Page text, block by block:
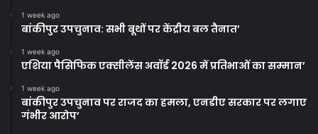
1 week ago
बांकीपुर उपचुनाव: सभी बूथों पर केंद्रीय बल तैनात’
1 week ago
एशिया पैसिफिक एक्सीलेंस अवॉर्ड 2026 में प्रतिभाओं का सम्मान’
1 week ago
बांकीपुर उपचुनाव पर राजद का हमला, एनडीए सरकार पर लगाए
गंभीर आरोप’